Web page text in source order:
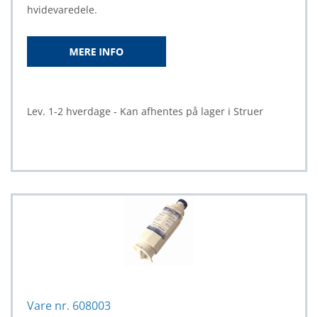
hvidevaredele.
Lev. 1-2 hverdage - Kan afhentes på lager i Struer
Vare nr. 608003